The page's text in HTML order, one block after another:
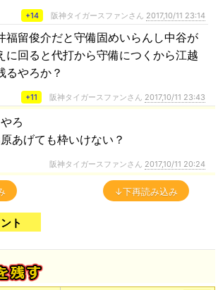
+14 阪神タイガースファンさん 2017,10/11 23:14
福留俊介だと守備固めいらんし中谷が
に回ると代打から守備につくから江越
るやろか？
+11 阪神タイガースファンさん 2017,10/11 23:43
ろ
あげても枠いけない？
阪神タイガースファンさん 2017,10/11 20:24
↓下再読み込み
ト